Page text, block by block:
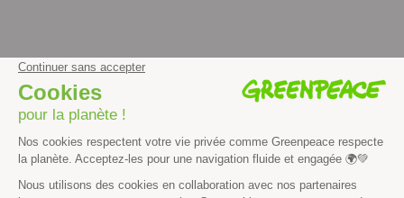
instagramyoutube
Contenus et propriété intellectuelle
Mentions légales